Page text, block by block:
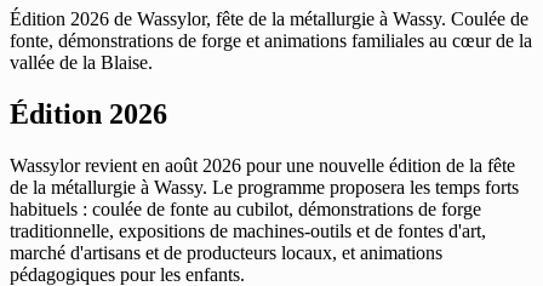
Édition 2026 de Wassylor, fête de la métallurgie à Wassy. Coulée de
fonte, démonstrations de forge et animations familiales au cœur de la
vallée de la Blaise.
Édition 2026
Wassylor revient en août 2026 pour une nouvelle édition de la fête
de la métallurgie à Wassy. Le programme proposera les temps forts
habituels : coulée de fonte au cubilot, démonstrations de forge
traditionnelle, expositions de machines-outils et de fontes d'art,
marché d'artisans et de producteurs locaux, et animations
pédagogiques pour les enfants.